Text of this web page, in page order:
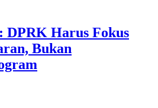
DPRK Harus Fokus
Bukan